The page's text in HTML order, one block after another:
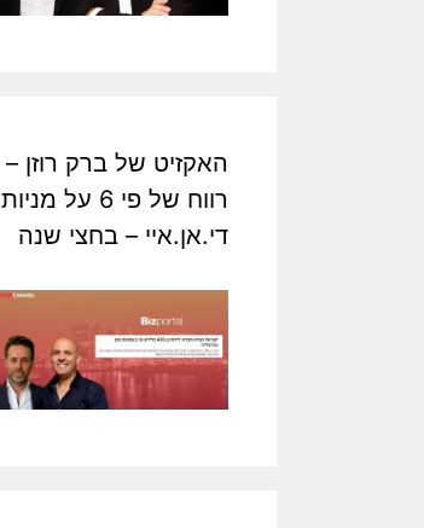
האקזיט של ברק רוזן –
רווח של פי 6 על מניות
די.אן.איי – בחצי שנה